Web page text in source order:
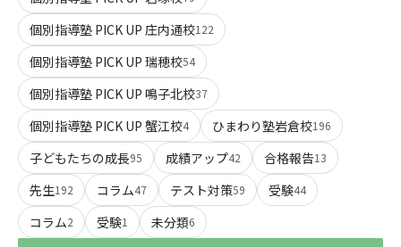
個別指導塾 PICK UP 庄内通校122
個別指導塾 PICK UP 瑞穂校54
個別指導塾 PICK UP 鳴子北校37
個別指導塾 PICK UP 蟹江校4 ひまわり塾岩倉校196
子どもたちの成長95 成績アップ42 合格報告13
先生192 コラム47 テスト対策59 受験44
コラム2 受験1 未分類6